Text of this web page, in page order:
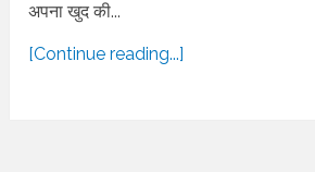
अपना खुद की...
[Continue reading...]